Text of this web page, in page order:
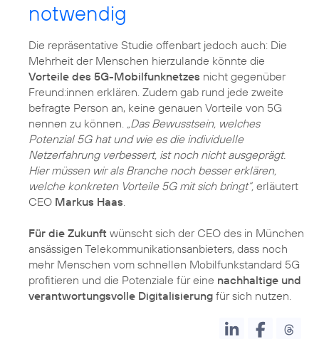
notwendig
Die repräsentative Studie offenbart jedoch auch: Die
Mehrheit der Menschen hierzulande könnte die
Vorteile des 5G-Mobilfunknetzes nicht gegenüber
Freund:innen erklären. Zudem gab rund jede zweite
befragte Person an, keine genauen Vorteile von 5G
nennen zu können. „Das Bewusstsein, welches
Potenzial 5G hat und wie es die individuelle
Netzerfahrung verbessert, ist noch nicht ausgeprägt.
Hier müssen wir als Branche noch besser erklären,
welche konkreten Vorteile 5G mit sich bringt“, erläutert
CEO Markus Haas.
Für die Zukunft wünscht sich der CEO des in München
ansässigen Telekommunikationsanbieters, dass noch
mehr Menschen vom schnellen Mobilfunkstandard 5G
profitieren und die Potenziale für eine nachhaltige und
verantwortungsvolle Digitalisierung für sich nutzen.